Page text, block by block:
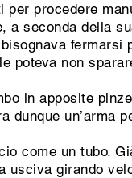
procedere
seconda della
fermarsi
poteva non
in apposite
un’arma
come un tubo.
usciva girando